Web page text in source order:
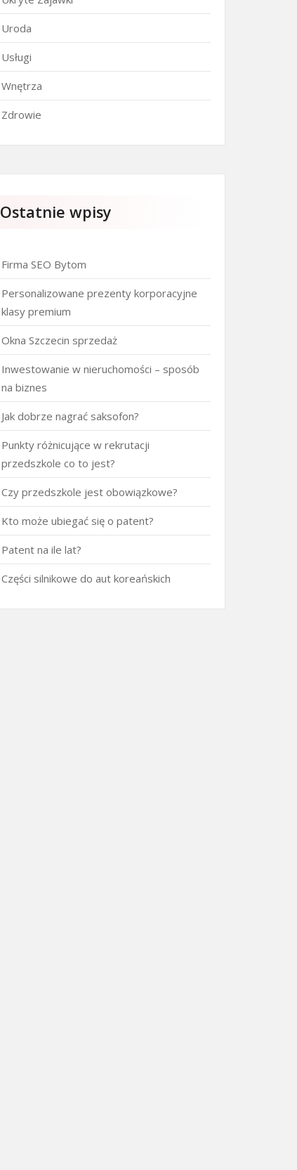
Uroda
Usługi
Wnętrza
Zdrowie
Ostatnie wpisy
Firma SEO Bytom
Personalizowane prezenty korporacyjne
klasy premium
Okna Szczecin sprzedaż
Inwestowanie w nieruchomości – sposób
na biznes
Jak dobrze nagrać saksofon?
Punkty różnicujące w rekrutacji
przedszkole co to jest?
Czy przedszkole jest obowiązkowe?
Kto może ubiegać się o patent?
Patent na ile lat?
Części silnikowe do aut koreańskich